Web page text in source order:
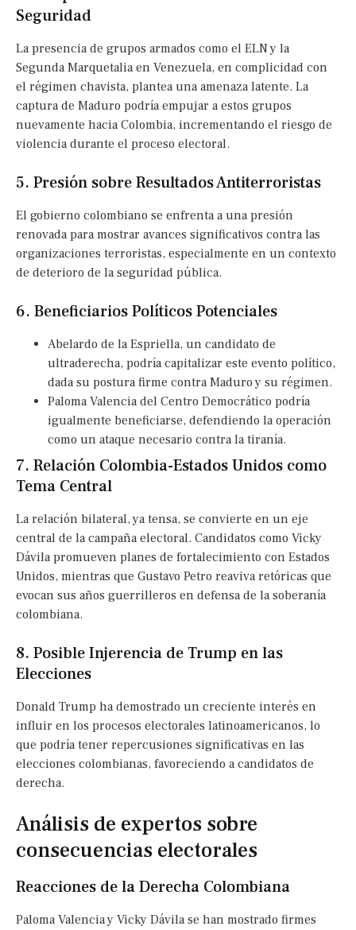
Seguridad
La presencia de grupos armados como el ELN y la
Segunda Marquetalia en Venezuela, en complicidad con
el régimen chavista, plantea una amenaza latente. La
captura de Maduro podría empujar a estos grupos
nuevamente hacia Colombia, incrementando el riesgo de
violencia durante el proceso electoral.
5. Presión sobre Resultados Antiterroristas
El gobierno colombiano se enfrenta a una presión
renovada para mostrar avances significativos contra las
organizaciones terroristas, especialmente en un contexto
de deterioro de la seguridad pública.
6. Beneficiarios Políticos Potenciales
Abelardo de la Espriella, un candidato de
ultraderecha, podría capitalizar este evento político,
dada su postura firme contra Maduro y su régimen.
Paloma Valencia del Centro Democrático podría
igualmente beneficiarse, defendiendo la operación
como un ataque necesario contra la tiranía.
7. Relación Colombia-Estados Unidos como
Tema Central
La relación bilateral, ya tensa, se convierte en un eje
central de la campaña electoral. Candidatos como Vicky
Dávila promueven planes de fortalecimiento con Estados
Unidos, mientras que Gustavo Petro reaviva retóricas que
evocan sus años guerrilleros en defensa de la soberanía
colombiana.
8. Posible Injerencia de Trump en las
Elecciones
Donald Trump ha demostrado un creciente interés en
influir en los procesos electorales latinoamericanos, lo
que podría tener repercusiones significativas en las
elecciones colombianas, favoreciendo a candidatos de
derecha.
Análisis de expertos sobre
consecuencias electorales
Reacciones de la Derecha Colombiana
Paloma Valencia y Vicky Dávila se han mostrado firmes